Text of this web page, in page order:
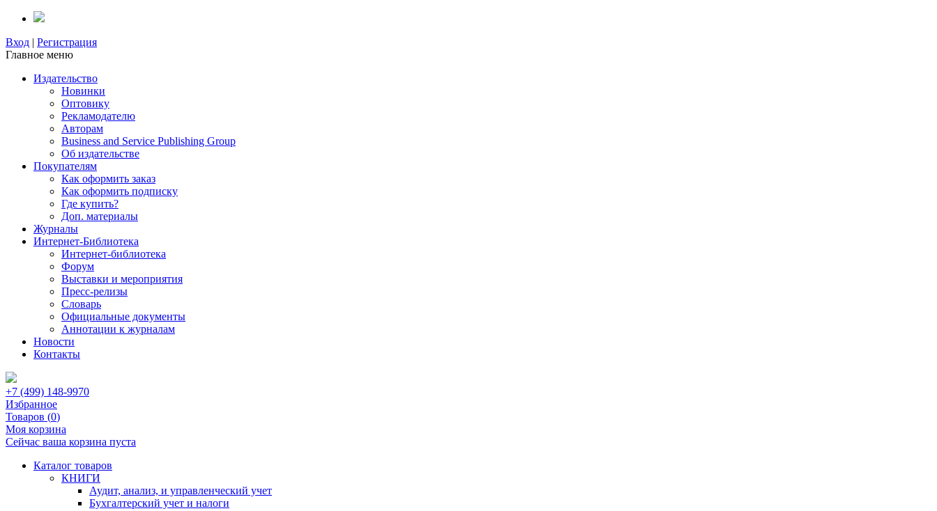
Вход | Регистрация
Главное меню
Издательство
Новинки
Оптовику
Рекламодателю
Авторам
Business and Service Publishing Group
Об издательстве
Покупателям
Как оформить заказ
Как оформить подписку
Где купить?
Доп. материалы
Журналы
Интернет-Библиотека
Интернет-библиотека
Форум
Выставки и мероприятия
Пресс-релизы
Словарь
Официальные документы
Аннотации к журналам
Новости
Контакты
+7 (499) 148-9970
Избранное
Товаров (0)
Моя корзина
Сейчас ваша корзина пуста
Каталог товаров
КНИГИ
Аудит, анализ, и управленческий учет
Бухгалтерский учет и налоги